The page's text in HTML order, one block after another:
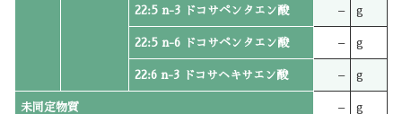
22:5 n-3 ドコサペンタエン酸 – g
22:5 n-6 ドコサペンタエン酸 – g
22:6 n-3 ドコサヘキサエン酸 – g
未同定物質 – g